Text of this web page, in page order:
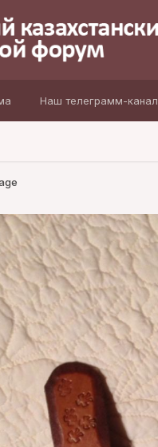
Наш телеграмм-канал